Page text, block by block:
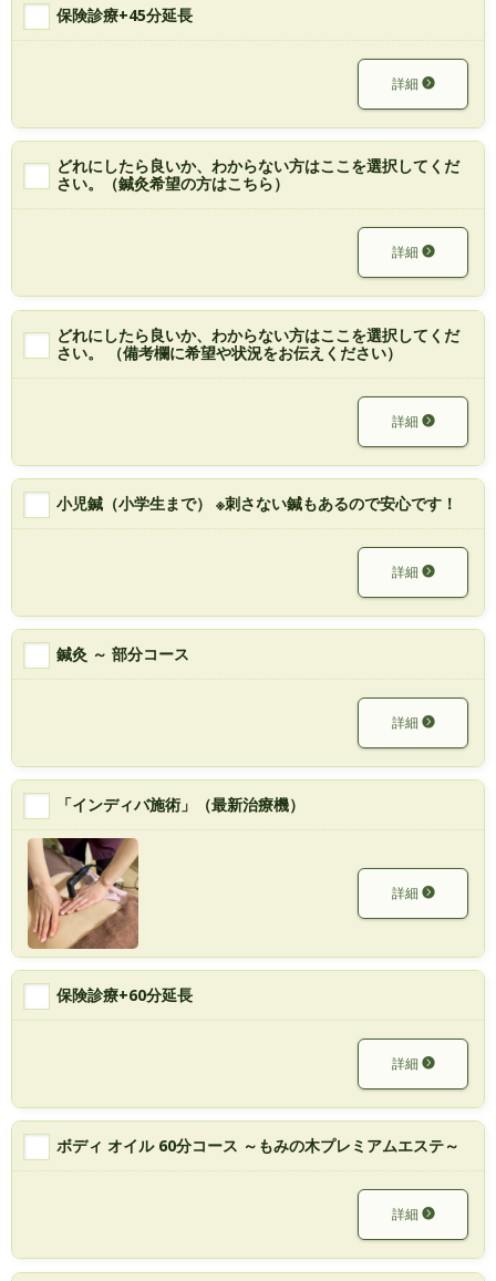
保険診療+45分延長
詳細
どれにしたら良いか、わからない方はここを選択してくだ
さい。（鍼灸希望の方はこちら）
詳細
どれにしたら良いか、わからない方はここを選択してくだ
さい。 （備考欄に希望や状況をお伝えください）
詳細
小児鍼（小学生まで） ※刺さない鍼もあるので安心です！
詳細
鍼灸 ～ 部分コース
詳細
「インディバ施術」（最新治療機）
詳細
保険診療+60分延長
詳細
ボディ オイル 60分コース ～もみの木プレミアムエステ～
詳細